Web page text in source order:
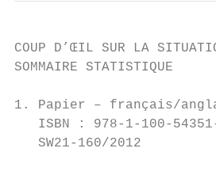
COUP D’ŒIL SUR LA
SOMMAIRE STATISTIQUE
1. Papier – français/
ISBN : 978-1-100-
   SW21-160/2012